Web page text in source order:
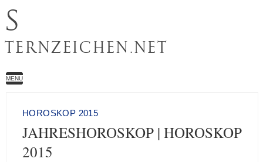
S
TERNZEICHEN.NET
MENU
HOROSKOP 2015
JAHRESHOROSKOP | HOROSKOP
2015